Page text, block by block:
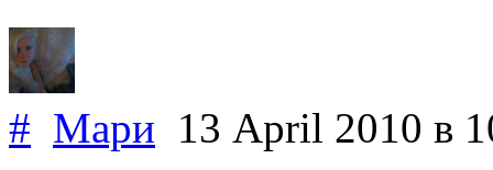
# Мари 13 April 2010 в